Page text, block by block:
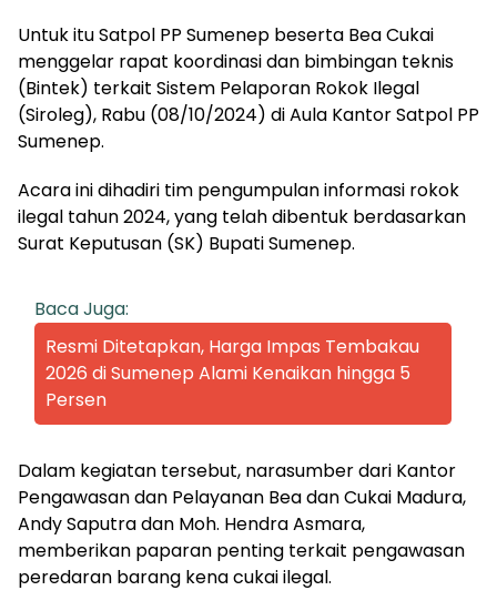
Untuk itu Satpol PP Sumenep beserta Bea Cukai
menggelar rapat koordinasi dan bimbingan teknis
(Bintek) terkait Sistem Pelaporan Rokok Ilegal
(Siroleg), Rabu (08/10/2024) di Aula Kantor Satpol PP
Sumenep.
Acara ini dihadiri tim pengumpulan informasi rokok
ilegal tahun 2024, yang telah dibentuk berdasarkan
Surat Keputusan (SK) Bupati Sumenep.
Baca Juga:
Resmi Ditetapkan, Harga Impas Tembakau
2026 di Sumenep Alami Kenaikan hingga 5
Persen
Dalam kegiatan tersebut, narasumber dari Kantor
Pengawasan dan Pelayanan Bea dan Cukai Madura,
Andy Saputra dan Moh. Hendra Asmara,
memberikan paparan penting terkait pengawasan
peredaran barang kena cukai ilegal.